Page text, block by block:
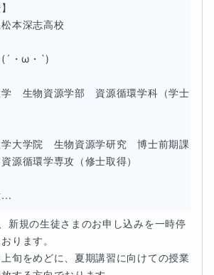
本深志高校
(´・ω・`)
　生物資源学部　資源循環学科（学士
大学院　生物資源学研究　博士前期課
源循環学専攻（修士取得）
新規の生徒さまのお申し込みを一時停
ります。
旬をめどに、夏期講習に向けての授業